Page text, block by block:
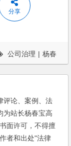
分享
公司治理 | 杨春
评论、案例、法
为站长杨春宝高
面许可，不得擅
者和出处"法律